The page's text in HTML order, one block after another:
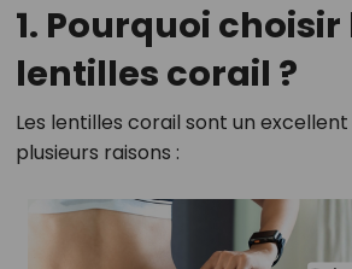
1. Pourquoi choisir
lentilles corail ?
Les lentilles corail sont un
plusieurs raisons :